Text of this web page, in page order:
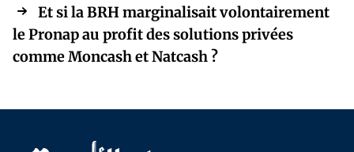
Et si la BRH marginalisait volontairement
le Pronap au profit des solutions privées
comme Moncash et Natcash ?